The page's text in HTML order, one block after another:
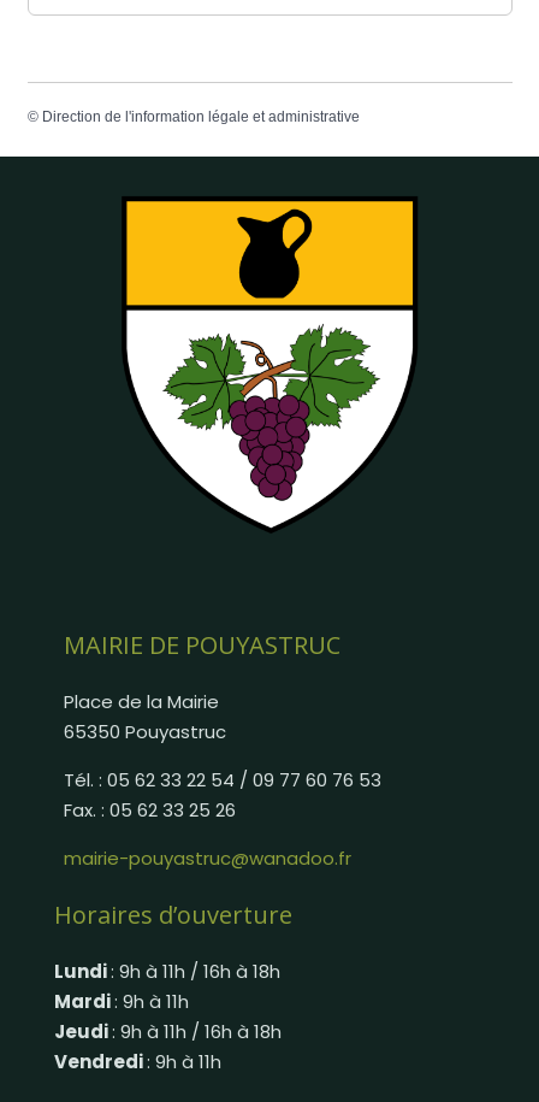
© Direction de l'information légale et administrative
MAIRIE DE POUYASTRUC
Place de la Mairie
65350 Pouyastruc
Tél. : 05 62 33 22 54 / 09 77 60 76 53
Fax. : 05 62 33 25 26
mairie-pouyastruc@wanadoo.fr
Horaires d’ouverture
Lundi: 9h à 11h / 16h à 18h
Mardi: 9h à 11h
Jeudi: 9h à 11h / 16h à 18h
Vendredi: 9h à 11h